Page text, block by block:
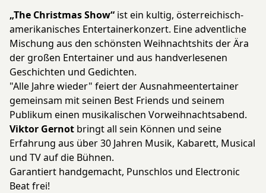
„The Christmas Show“ ist ein kultig, österreichisch-
amerikanisches Entertainerkonzert. Eine adventliche
Mischung aus den schönsten Weihnachtshits der Ära
der großen Entertainer und aus handverlesenen
Geschichten und Gedichten.
"Alle Jahre wieder" feiert der Ausnahmeentertainer
gemeinsam mit seinen Best Friends und seinem
Publikum einen musikalischen Vorweihnachtsabend.
Viktor Gernot bringt all sein Können und seine
Erfahrung aus über 30 Jahren Musik, Kabarett, Musical
und TV auf die Bühnen.
Garantiert handgemacht, Punschlos und Electronic
Beat frei!